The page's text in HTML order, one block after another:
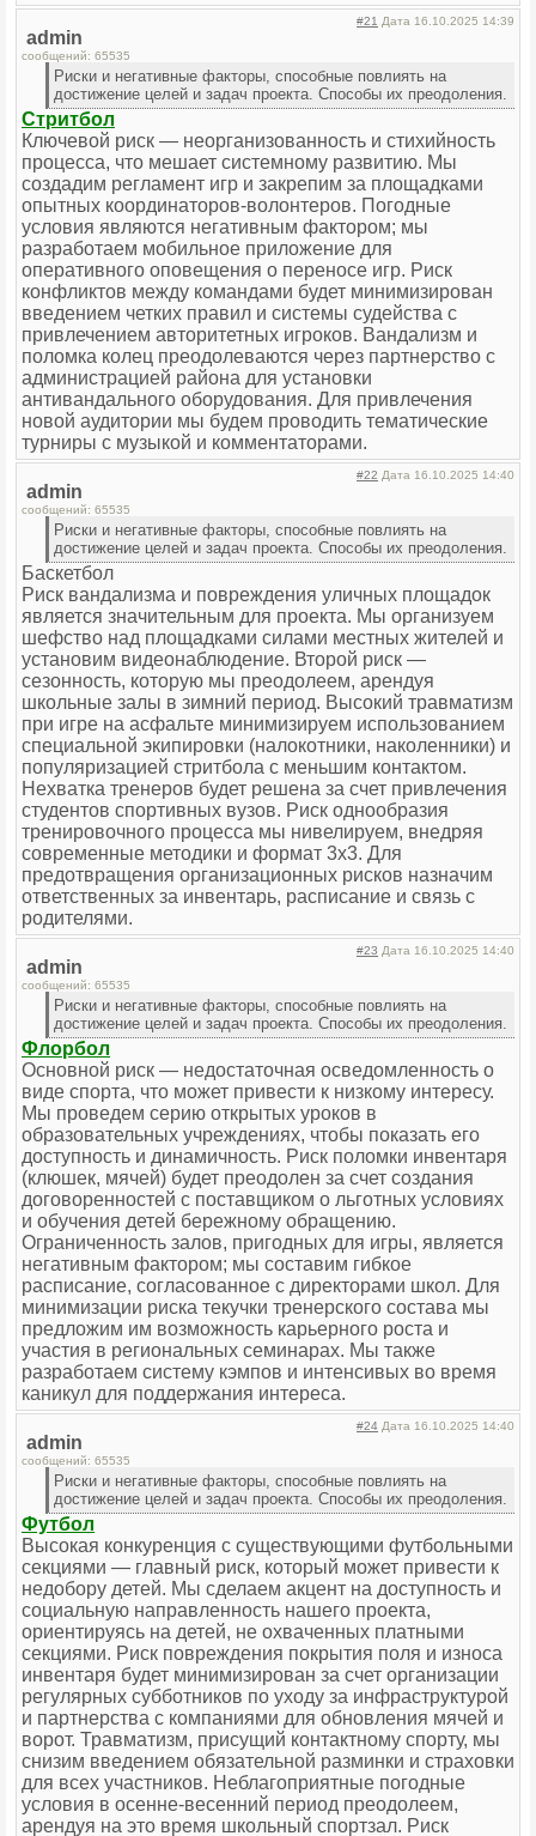
#21 Дата 16.10.2025 14:39
admin
сообщений: 65535
Риски и негативные факторы, способные повлиять на
достижение целей и задач проекта. Способы их преодоления.
Стритбол
Ключевой риск — неорганизованность и стихийность
процесса, что мешает системному развитию. Мы
создадим регламент игр и закрепим за площадками
опытных координаторов-волонтеров. Погодные
условия являются негативным фактором; мы
разработаем мобильное приложение для
оперативного оповещения о переносе игр. Риск
конфликтов между командами будет минимизирован
введением четких правил и системы судейства с
привлечением авторитетных игроков. Вандализм и
поломка колец преодолеваются через партнерство с
администрацией района для установки
антивандального оборудования. Для привлечения
новой аудитории мы будем проводить тематические
турниры с музыкой и комментаторами.
#22 Дата 16.10.2025 14:40
admin
сообщений: 65535
Риски и негативные факторы, способные повлиять на
достижение целей и задач проекта. Способы их преодоления.
Баскетбол
Риск вандализма и повреждения уличных площадок
является значительным для проекта. Мы организуем
шефство над площадками силами местных жителей и
установим видеонаблюдение. Второй риск —
сезонность, которую мы преодолеем, арендуя
школьные залы в зимний период. Высокий травматизм
при игре на асфальте минимизируем использованием
специальной экипировки (налокотники, наколенники) и
популяризацией стритбола с меньшим контактом.
Нехватка тренеров будет решена за счет привлечения
студентов спортивных вузов. Риск однообразия
тренировочного процесса мы нивелируем, внедряя
современные методики и формат 3x3. Для
предотвращения организационных рисков назначим
ответственных за инвентарь, расписание и связь с
родителями.
#23 Дата 16.10.2025 14:40
admin
сообщений: 65535
Риски и негативные факторы, способные повлиять на
достижение целей и задач проекта. Способы их преодоления.
Флорбол
Основной риск — недостаточная осведомленность о
виде спорта, что может привести к низкому интересу.
Мы проведем серию открытых уроков в
образовательных учреждениях, чтобы показать его
доступность и динамичность. Риск поломки инвентаря
(клюшек, мячей) будет преодолен за счет создания
договоренностей с поставщиком о льготных условиях
и обучения детей бережному обращению.
Ограниченность залов, пригодных для игры, является
негативным фактором; мы составим гибкое
расписание, согласованное с директорами школ. Для
минимизации риска текучки тренерского состава мы
предложим им возможность карьерного роста и
участия в региональных семинарах. Мы также
разработаем систему кэмпов и интенсивых во время
каникул для поддержания интереса.
#24 Дата 16.10.2025 14:40
admin
сообщений: 65535
Риски и негативные факторы, способные повлиять на
достижение целей и задач проекта. Способы их преодоления.
Футбол
Высокая конкуренция с существующими футбольными
секциями — главный риск, который может привести к
недобору детей. Мы сделаем акцент на доступность и
социальную направленность нашего проекта,
ориентируясь на детей, не охваченных платными
секциями. Риск повреждения покрытия поля и износа
инвентаря будет минимизирован за счет организации
регулярных субботников по уходу за инфраструктурой
и партнерства с компаниями для обновления мячей и
ворот. Травматизм, присущий контактному спорту, мы
снизим введением обязательной разминки и страховки
для всех участников. Неблагоприятные погодные
условия в осенне-весенний период преодолеем,
арендуя на это время школьный спортзал. Риск